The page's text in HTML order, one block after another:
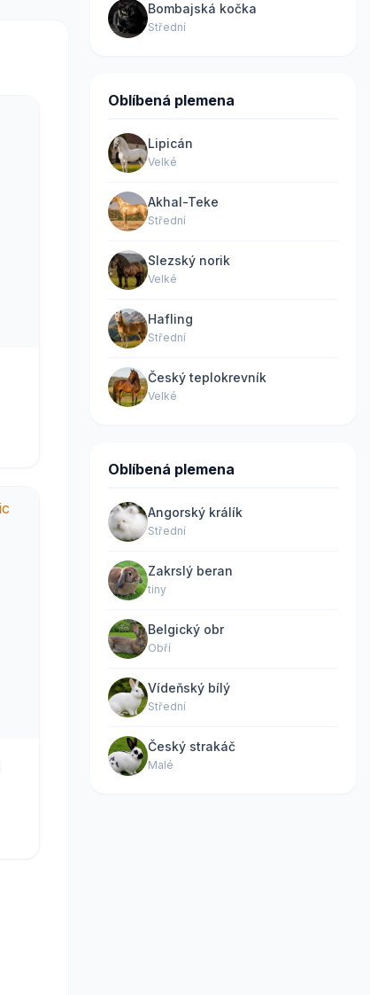
Bombajská kočka
Střední
Oblíbená plemena
Lipicán
Velké
Akhal-Teke
Střední
Slezský norik
Velké
Hafling
Střední
Český teplokrevník
Velké
Oblíbená plemena
Angorský králík
Střední
Zakrslý beran
tiny
Belgický obr
Obří
Vídeňský bílý
Střední
Český strakáč
Malé